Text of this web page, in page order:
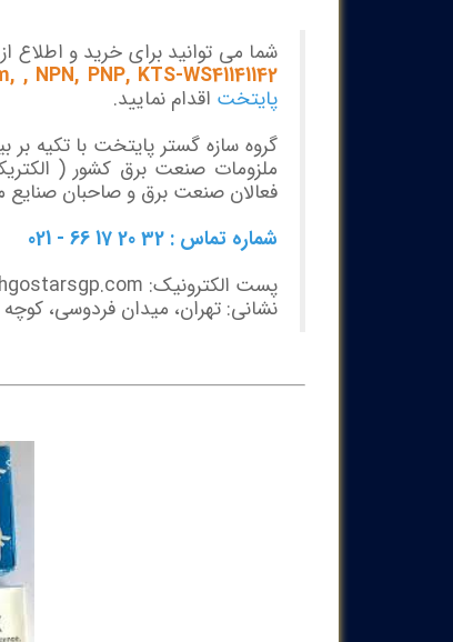
شما می توانید برای خرید و اطلاع
, NPN, PNP, KTS-WS41141142
پایتخت اقدام نمایید.
ملزومات صنعت برق کشور (
فعالان صنعت برق و صاحبان صنایع
شماره تماس : 32 20 17 66 - 021
پست الکترونیک: info@sazehgostarsgp.com
نشانی: تهران، میدان فردوسی، کوچه گلپرور،